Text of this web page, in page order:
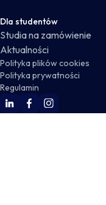
Dla studentów
Studia na zamówienie
Aktualności
Polityka plików cookies
Polityka prywatności
Regulamin
WSKZ Linkedin
WSKZ Facebook
WSKZ Instagram